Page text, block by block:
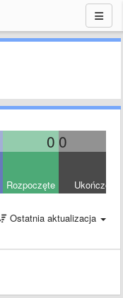
0 0
Rozpoczęte Ukończony
Ostatnia aktualizacja